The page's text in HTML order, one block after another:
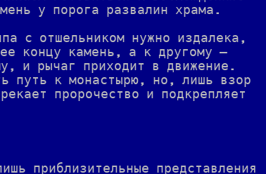
у порога развалин храма.
с отшельником нужно издалека,
концу камень, а к другому —
и рычаг приходит в движение.
путь к монастырю, но, лишь взор
пророчество и подкрепляет
приблизительные представления